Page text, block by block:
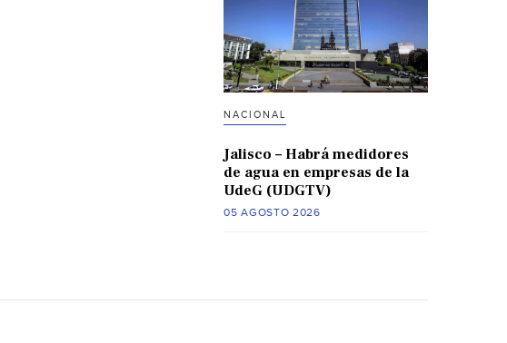
NACIONAL
Jalisco – Habrá medidores
de agua en empresas de la
UdeG (UDGTV)
05 AGOSTO 2026